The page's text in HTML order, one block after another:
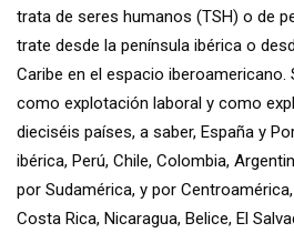
trata de seres humanos (TSH) o de
trate desde la península ibérica o
Caribe en el espacio
como explotación laboral y como
dieciséis países, a saber, España y
ibérica, Perú, Chile, Colombia,
por Sudamérica, y por
Costa Rica, Nicaragua, Belice, El